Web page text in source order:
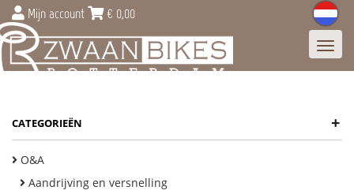
Mijn account € 0,00
CATEGORIEËN +
O&A
Aandrijving en versnelling